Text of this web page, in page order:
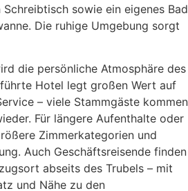
Schreibtisch sowie ein eigenes Bad
Die ruhige Umgebung sorgt
die persönliche Atmosphäre des
Hotel legt großen Wert auf
– viele Stammgäste kommen
Für längere Aufenthalte oder
Zimmerkategorien und
Auch Geschäftsreisende finden
abseits des Trubels – mit
und Nähe zu den